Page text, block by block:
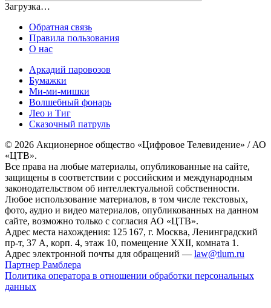
Загрузка…
Обратная связь
Правила пользования
О нас
Аркадий паровозов
Бумажки
Ми-ми-мишки
Волшебный фонарь
Лео и Тиг
Сказочный патруль
© 2026 Акционерное общество «Цифровое Телевидение» / АО
«ЦТВ».
Все права на любые материалы, опубликованные на сайте,
защищены в соответствии с российским и международным
законодательством об интеллектуальной собственности.
Любое использование материалов, в том числе текстовых,
фото, аудио и видео материалов, опубликованных на данном
сайте, возможно только с согласия АО «ЦТВ».
Адрес места нахождения: 125 167, г. Москва, Ленинградский
пр-т, 37 А, корп. 4, этаж 10, помещение XXII, комната 1.
Адрес электронной почты для обращений — law@tlum.ru
Партнер Рамблера
Политика оператора в отношении обработки персональных
данных